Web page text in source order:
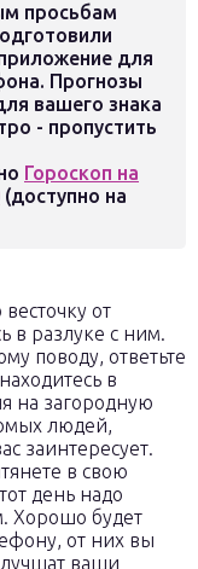
просьбам
для
Прогнозы
вашего знака
- пропустить
Гороскоп на
(доступно на
от
в разлуке с ним.
поводу, ответьте
в
на загородную
людей,
заинтересует.
в свою
день надо
Хорошо будет
от них вы
ваши